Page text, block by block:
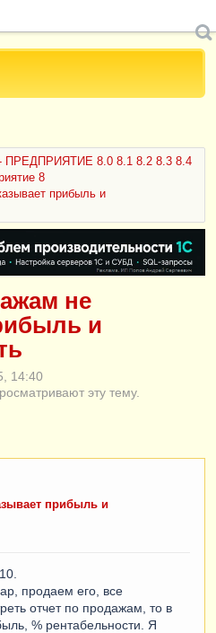
ПРЕДПРИЯТИЕ 8.0 8.1 8.2 8.3 8.4
8
прибыль и
не
и
14:40
эту тему.
прибыль и
продаем его, все
отчет по продажам, то в
% рентабельности. Я